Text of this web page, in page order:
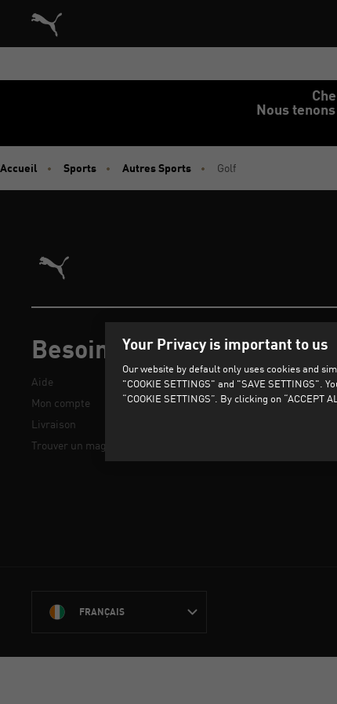
Architecture de référence du site vitrine commerce dans
Nous
Accueil Sports Autres Sports Golf
Architecture de référence du site vitrine commerce
Besoin d'aide ?
Aide
Mon compte
Livraison
Trouver un magasin
Retour
Protection des Données
FRANÇAIS
Your Privacy is important to us
Our website by default only uses cookies and
"COOKIE SETTINGS" and "SAVE SETTINGS".
“COOKIE SETTINGS”. By clicking on “ACCEPT